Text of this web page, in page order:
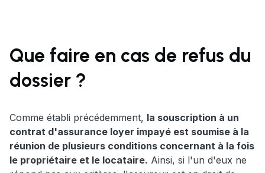
Que faire en cas de refus du
dossier ?
Comme établi précédemment, la souscription à un
contrat d'assurance loyer impayé est soumise à la
réunion de plusieurs conditions concernant à la fois
le propriétaire et le locataire. Ainsi, si l'un d'eux ne